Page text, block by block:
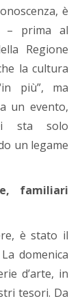
è
– prima al
Regione
la cultura
più”, ma
un evento,
sta solo
un legame
familiari
è stato il
domenica
d’arte, in
tesori. Da